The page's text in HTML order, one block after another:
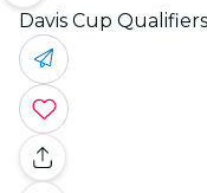
Davis Cup